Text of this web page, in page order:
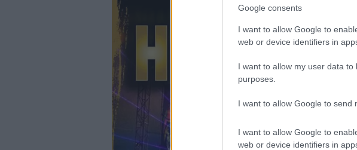
Google consents
I want to allow Google to
web or device identifiers in
I want to allow my user data
purposes.
I want to allow Google to send
I want to allow Google to
web or device identifiers in